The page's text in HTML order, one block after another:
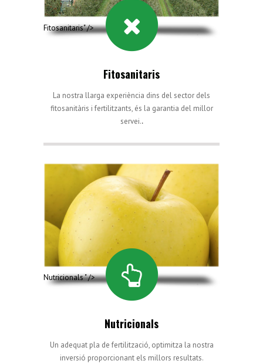
Fitosanitaris" />
Fitosanitaris
La nostra llarga experiència dins del sector dels
fitosanitàris i fertilitzants, és la garantia del millor
servei..
Nutricionals " />
Nutricionals
Un adequat pla de fertilització, optimitza la nostra
inversió proporcionant els millors resultats.